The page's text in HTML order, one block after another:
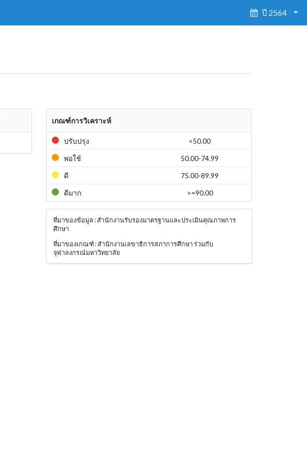
ปี 2564
เกณฑ์การวิเคราะห์
ปรับปรุง
<50.00
พอใช้
50.00-74.99
ดี
75.00-89.99
ดีมาก
>=90.00
ที่มาของข้อมูล : สำนักงานรับรองมาตรฐานและประเมินคุณภาพการ
ศึกษา
ที่มาของเกณฑ์ : สำนักงานเลขาธิการสภาการศึกษา ร่วมกับ
จุฬาลงกรณ์มหาวิทยาลัย